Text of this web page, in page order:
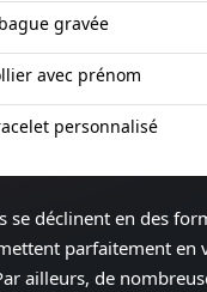
gravée
avec prénom
personnalisé
se déclinent en des
parfaitement en
ailleurs, de